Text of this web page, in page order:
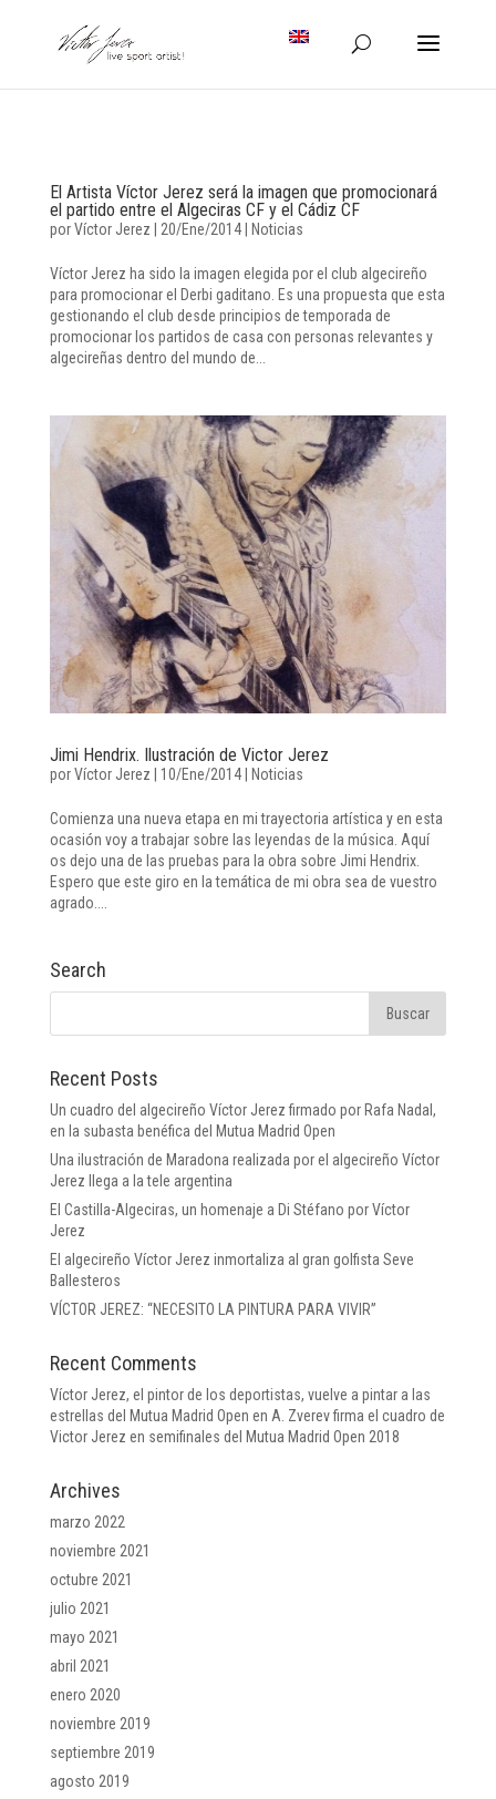
El Artista Víctor Jerez será la imagen que promocionará
el partido entre el Algeciras CF y el Cádiz CF
porVíctor Jerez 20/Ene/2014| Noticias
Víctor Jerez ha sido la imagen elegida por el club algecireño
para promocionar el Derbi gaditano. Es una propuesta que esta
gestionando el club desde principios de temporada de
promocionar los partidos de casa con personas relevantes y
algecireñas dentro del mundo de...
Jimi Hendrix. Ilustración de Victor Jerez
porVíctor Jerez 10/Ene/2014| Noticias
Comienza una nueva etapa en mi trayectoria artística y en esta
ocasión voy a trabajar sobre las leyendas de la música. Aquí
os dejo una de las pruebas para la obra sobre Jimi Hendrix.
Espero que este giro en la temática de mi obra sea de vuestro
agrado....
Search
Recent Posts
Un cuadro del algecireño Víctor Jerez firmado por Rafa Nadal,
en la subasta benéfica del Mutua Madrid Open
Una ilustración de Maradona realizada por el algecireño Víctor
Jerez llega a la tele argentina
El Castilla-Algeciras, un homenaje a Di Stéfano por Víctor
Jerez
El algecireño Víctor Jerez inmortaliza al gran golfista Seve
Ballesteros
VÍCTOR JEREZ: “NECESITO LA PINTURA PARA VIVIR”
Recent Comments
Víctor Jerez, el pintor de los deportistas, vuelve a pintar a las
estrellas del Mutua Madrid Open en A. Zverev firma el cuadro de
Victor Jerez en semifinales del Mutua Madrid Open 2018
Archives
marzo 2022
noviembre 2021
octubre 2021
julio 2021
mayo 2021
abril 2021
enero 2020
noviembre 2019
septiembre 2019
agosto 2019